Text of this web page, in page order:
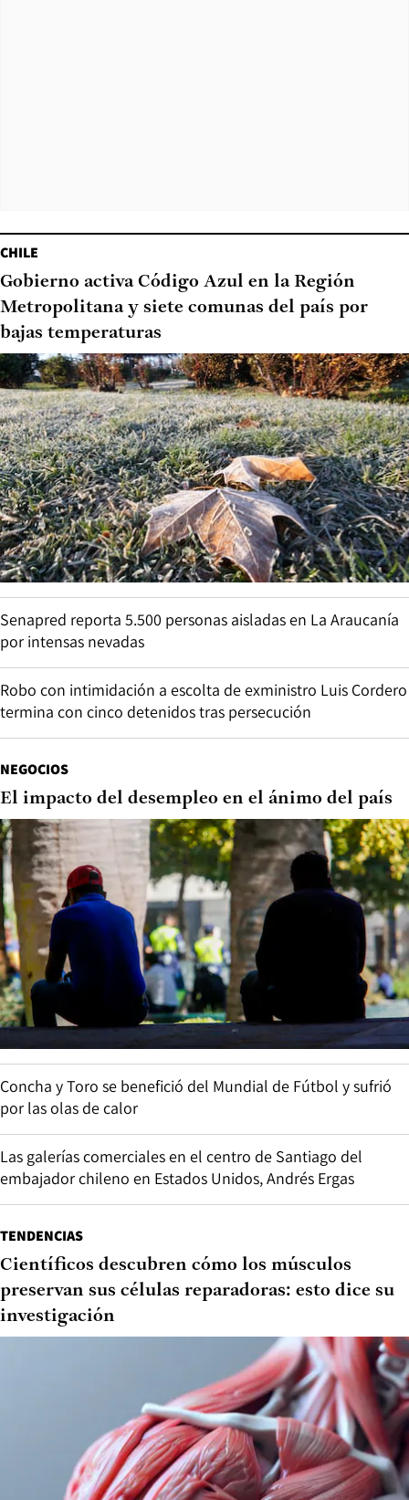
CHILE
Gobierno activa Código Azul en la Región
Metropolitana y siete comunas del país por
bajas temperaturas
Senapred reporta 5.500 personas aisladas en La Araucanía
por intensas nevadas
Robo con intimidación a escolta de exministro Luis Cordero
termina con cinco detenidos tras persecución
NEGOCIOS
El impacto del desempleo en el ánimo del país
Concha y Toro se benefició del Mundial de Fútbol y sufrió
por las olas de calor
Las galerías comerciales en el centro de Santiago del
embajador chileno en Estados Unidos, Andrés Ergas
TENDENCIAS
Científicos descubren cómo los músculos
preservan sus células reparadoras: esto dice su
investigación